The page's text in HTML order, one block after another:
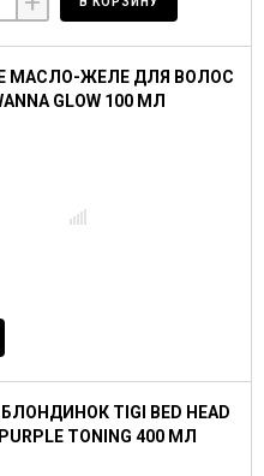
МАСЛО-ЖЕЛЕ ДЛЯ ВОЛОС
GLOW 100 МЛ
TIGI BED HEAD
TONING 400 МЛ